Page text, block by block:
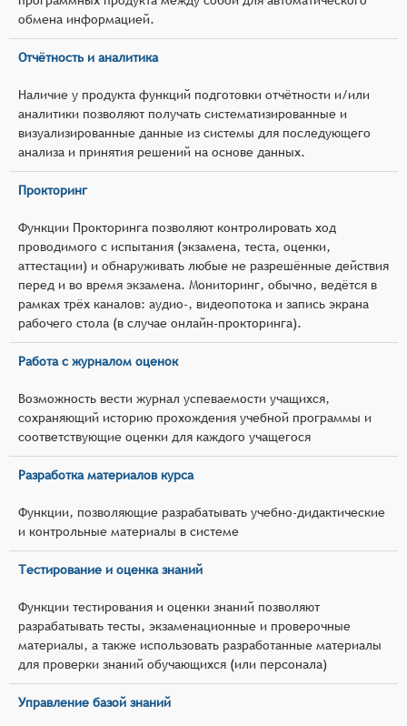
обмена информацией.
Отчётность и аналитика
Наличие у продукта функций подготовки отчётности и/или
аналитики позволяют получать систематизированные и
визуализированные данные из системы для последующего
анализа и принятия решений на основе данных.
Прокторинг
Функции Прокторинга позволяют контролировать ход
проводимого с испытания (экзамена, теста, оценки,
аттестации) и обнаруживать любые не разрешённые действия
перед и во время экзамена. Мониторинг, обычно, ведётся в
рамках трёх каналов: аудио-, видеопотока и запись экрана
рабочего стола (в случае онлайн-прокторинга).
Работа с журналом оценок
Возможность вести журнал успеваемости учащихся,
сохраняющий историю прохождения учебной программы и
соответствующие оценки для каждого учащегося
Разработка материалов курса
Функции, позволяющие разрабатывать учебно-дидактические
и контрольные материалы в системе
Тестирование и оценка знаний
Функции тестирования и оценки знаний позволяют
разрабатывать тесты, экзаменационные и проверочные
материалы, а также использовать разработанные материалы
для проверки знаний обучающихся (или персонала)
Управление базой знаний